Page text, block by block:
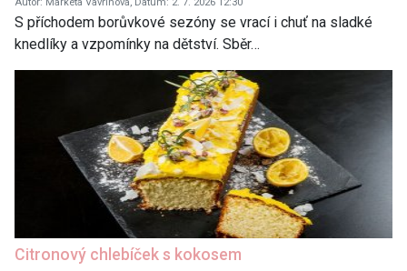
S příchodem borůvkové sezóny se vrací i chuť na sladké
knedlíky a vzpomínky na dětství. Sběr…
Citronový chlebíček s kokosem